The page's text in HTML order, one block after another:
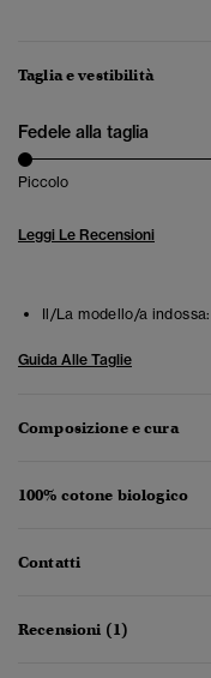
Taglia e vestibilità
Fedele alla taglia
Piccolo
Leggi Le Recensioni
Il/La modello/a indossa:
Guida Alle Taglie
Composizione e cura
100% cotone biologico
Contatti
Recensioni (1)